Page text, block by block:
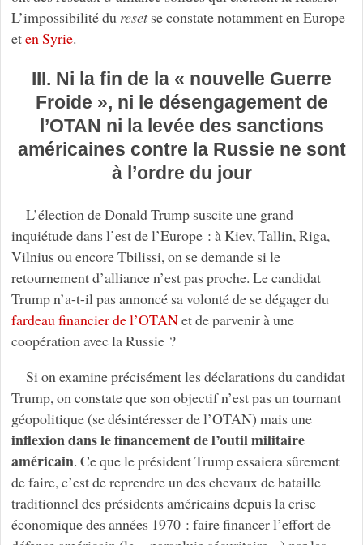
L’impossibilité du resetse constate notamment en Europe
eten Syrie.
III. Ni la fin de la « nouvelle Guerre
Froide », ni le désengagement de
l’OTAN ni la levée des sanctions
américaines contre la Russie ne sont
à l’ordre du jour
L’élection de Donald Trump suscite une grand
inquiétude dans l’est de l’Europe : à Kiev, Tallin, Riga,
Vilnius ou encore Tbilissi, on se demande si le
retournement d’alliance n’est pas proche. Le candidat
Trump n’a-t-il pas annoncé sa volonté de se dégager du
fardeau financier de l’OTANet de parvenir à une
coopération avec la Russie ?
Si on examine précisément les déclarations du candidat
Trump, on constate que son objectif n’est pas un tournant
géopolitique (se désintéresser de l’OTAN) mais une
inflexion dans le financement de l’outil militaire
américain. Ce que le président Trump essaiera sûrement
de faire, c’est de reprendre un des chevaux de bataille
traditionnel des présidents américains depuis la crise
économique des années 1970 : faire financer l’effort de